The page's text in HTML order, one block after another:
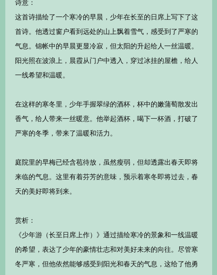
诗意：
这首诗描绘了一个寒冷的早晨，少年在长至的日席上写下了这
首诗。他透过窗户看到远处的山上飘着雪气，感受到了严寒的
气息。锦帐中的早晨更显冷寂，但太阳的升起给人一丝温暖。
阳光照在波浪上，晨霞从门户中透入，穿过冰挂的屋檐，给人
一线希望和温暖。
在这样的寒冬里，少年手握翠绿的酒杯，杯中的嫩蒲萄散发出
香气，给人带来一丝暖意。他举起酒杯，喝下一杯酒，打破了
严寒的冬季，带来了温暖和活力。
庭院里的早梅已经含苞待放，虽然瘦弱，但却透露出春天即将
来临的气息。这里有着芬芳的意味，预示着寒冬即将过去，春
天的美好即将到来。
赏析：
《少年游（长至日席上作）》通过描绘寒冷的景象和一线温暖
的希望，表达了少年的豪情壮志和对美好未来的向往。尽管寒
冬严寒，但他依然能够感受到阳光和春天的气息，这给了他勇